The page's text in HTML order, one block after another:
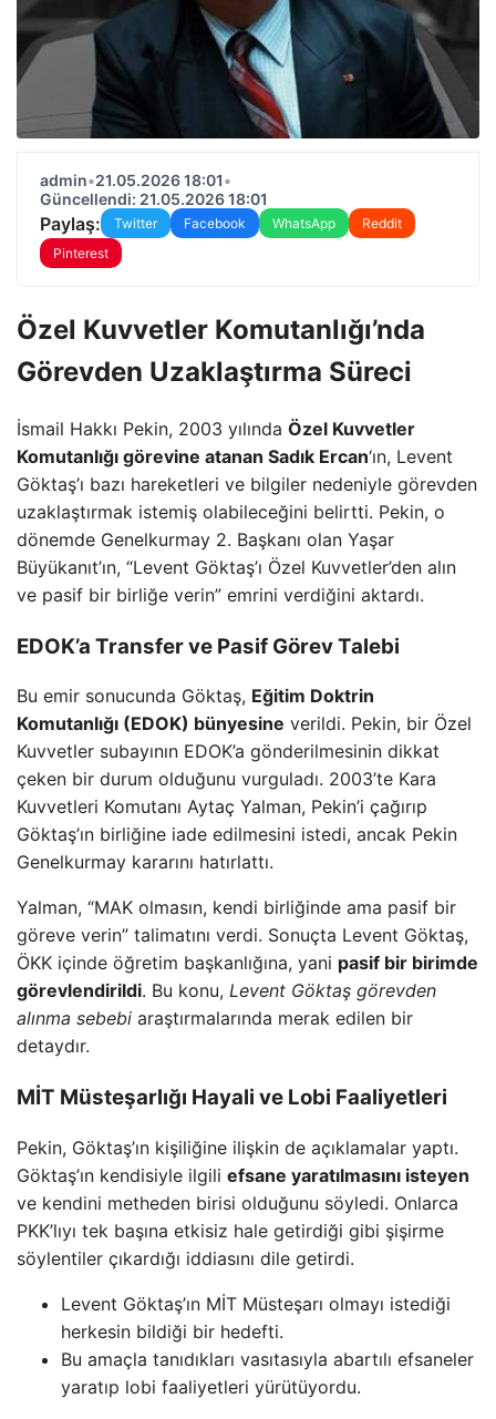
admin•21.05.2026 18:01•
Güncellendi: 21.05.2026 18:01
Paylaş: Twitter Facebook WhatsApp
Reddit
Pinterest
Özel Kuvvetler Komutanlığı’nda
Görevden Uzaklaştırma Süreci
İsmail Hakkı Pekin, 2003 yılında Özel Kuvvetler
Komutanlığı görevine atanan Sadık Ercan‘ın, Levent
Göktaş’ı bazı hareketleri ve bilgiler nedeniyle görevden
uzaklaştırmak istemiş olabileceğini belirtti. Pekin, o
dönemde Genelkurmay 2. Başkanı olan Yaşar
Büyükanıt’ın, “Levent Göktaş’ı Özel Kuvvetler’den alın
ve pasif bir birliğe verin” emrini verdiğini aktardı.
EDOK’a Transfer ve Pasif Görev Talebi
Bu emir sonucunda Göktaş, Eğitim Doktrin
Komutanlığı (EDOK) bünyesine verildi. Pekin, bir Özel
Kuvvetler subayının EDOK’a gönderilmesinin dikkat
çeken bir durum olduğunu vurguladı. 2003’te Kara
Kuvvetleri Komutanı Aytaç Yalman, Pekin’i çağırıp
Göktaş’ın birliğine iade edilmesini istedi, ancak Pekin
Genelkurmay kararını hatırlattı.
Yalman, “MAK olmasın, kendi birliğinde ama pasif bir
göreve verin” talimatını verdi. Sonuçta Levent Göktaş,
ÖKK içinde öğretim başkanlığına, yani pasif bir birimde
görevlendirildi. Bu konu, Levent Göktaş görevden
alınma sebebi araştırmalarında merak edilen bir
detaydır.
MİT Müsteşarlığı Hayali ve Lobi Faaliyetleri
Pekin, Göktaş’ın kişiliğine ilişkin de açıklamalar yaptı.
Göktaş’ın kendisiyle ilgili efsane yaratılmasını isteyen
ve kendini metheden birisi olduğunu söyledi. Onlarca
PKK’lıyı tek başına etkisiz hale getirdiği gibi şişirme
söylentiler çıkardığı iddiasını dile getirdi.
Levent Göktaş’ın MİT Müsteşarı olmayı istediği
herkesin bildiği bir hedefti.
Bu amaçla tanıdıkları vasıtasıyla abartılı efsaneler
yaratıp lobi faaliyetleri yürütüyordu.